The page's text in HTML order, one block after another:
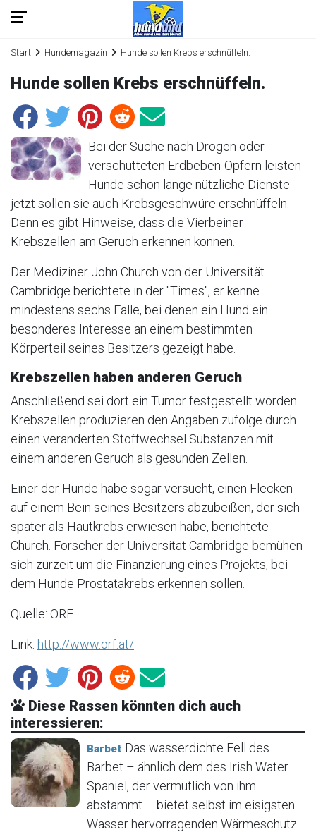
Start Hundemagazin Hunde sollen Krebs erschnüffeln.
Hunde sollen Krebs erschnüffeln.
Bei der Suche nach Drogen oder
verschütteten Erdbeben-Opfern leisten
Hunde schon lange nützliche Dienste -
jetzt sollen sie auch Krebsgeschwüre erschnüffeln.
Denn es gibt Hinweise, dass die Vierbeiner
Krebszellen am Geruch erkennen können.
Der Mediziner John Church von der Universität
Cambridge berichtete in der "Times", er kenne
mindestens sechs Fälle, bei denen ein Hund ein
besonderes Interesse an einem bestimmten
Körperteil seines Besitzers gezeigt habe.
Krebszellen haben anderen Geruch
Anschließend sei dort ein Tumor festgestellt worden.
Krebszellen produzieren den Angaben zufolge durch
einen veränderten Stoffwechsel Substanzen mit
einem anderen Geruch als gesunden Zellen.
Einer der Hunde habe sogar versucht, einen Flecken
auf einem Bein seines Besitzers abzubeißen, der sich
später als Hautkrebs erwiesen habe, berichtete
Church. Forscher der Universität Cambridge bemühen
sich zurzeit um die Finanzierung eines Projekts, bei
dem Hunde Prostatakrebs erkennen sollen.
Quelle: ORF
Link: http://www.orf.at/
Diese Rassen könnten dich auch
interessieren:
Barbet Das wasserdichte Fell des
Barbet – ähnlich dem des Irish Water
Spaniel, der vermutlich von ihm
abstammt – bietet selbst im eisigsten
Wasser hervorragenden Wärmeschutz.